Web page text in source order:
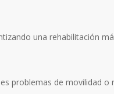
una rehabilitación
problemas de movilidad o